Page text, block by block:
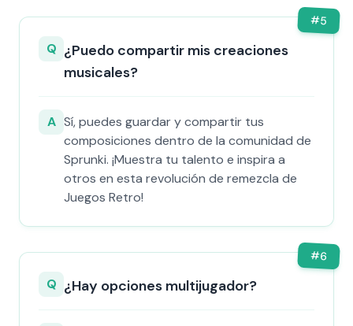
#5
Q ¿Puedo compartir mis creaciones
musicales?
A Sí, puedes guardar y compartir tus
composiciones dentro de la comunidad de
Sprunki. ¡Muestra tu talento e inspira a
otros en esta revolución de remezcla de
Juegos Retro!
#6
Q ¿Hay opciones multijugador?